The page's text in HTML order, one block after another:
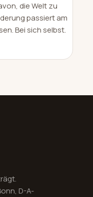
die Welt zu
passiert am
Bei sich selbst.
D-A-